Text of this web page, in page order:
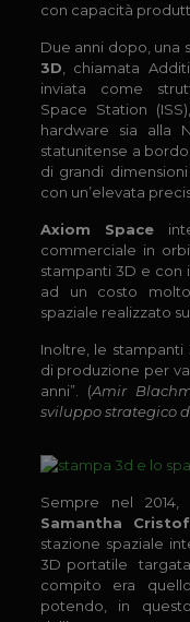
con capacità
Due anni dopo, una
3D , chiamata
inviata come
Space Station
hardware sia alla
statunitense a
di grandi
con un’elevata
Axiom Space
commerciale in
stampanti 3D e con
ad un costo
spaziale realizzato
Inoltre, le stampanti
di produzione per
anni”. (Amir
sviluppo strategico
Sempre nel 2014,
Samantha
stazione spaziale
3D portatile targata
compito era
potendo, in